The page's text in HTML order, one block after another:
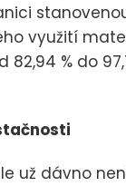
využití
% do
už dávno